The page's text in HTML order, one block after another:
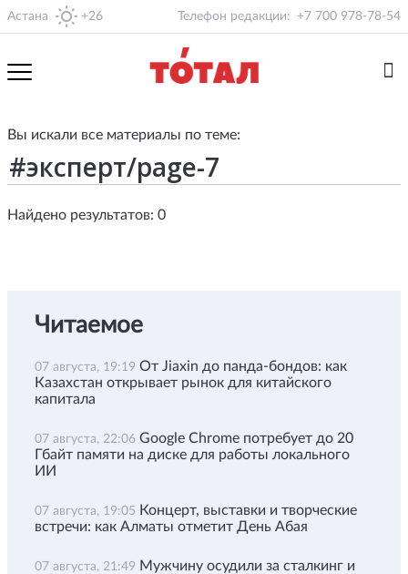
Астана +26 Телефон редакции: +7 700 978-78-54
Вы искали все материалы по теме:
Найдено результатов: 0
Читаемое
07 августа, 19:19 От Jiaxin до панда-бондов: как
Казахстан открывает рынок для китайского
капитала
07 августа, 22:06 Google Chrome потребует до 20
Гбайт памяти на диске для работы локального
ИИ
07 августа, 19:05 Концерт, выставки и творческие
встречи: как Алматы отметит День Абая
07 августа, 21:49 Мужчину осудили за сталкинг и